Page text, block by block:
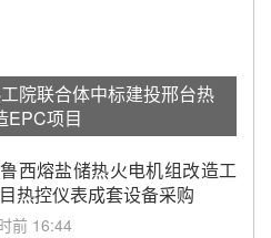
院联合体中标建投邢台热
EPC项目
西熔盐储热火电机组改造工
热控仪表成套设备采购
前 16:44